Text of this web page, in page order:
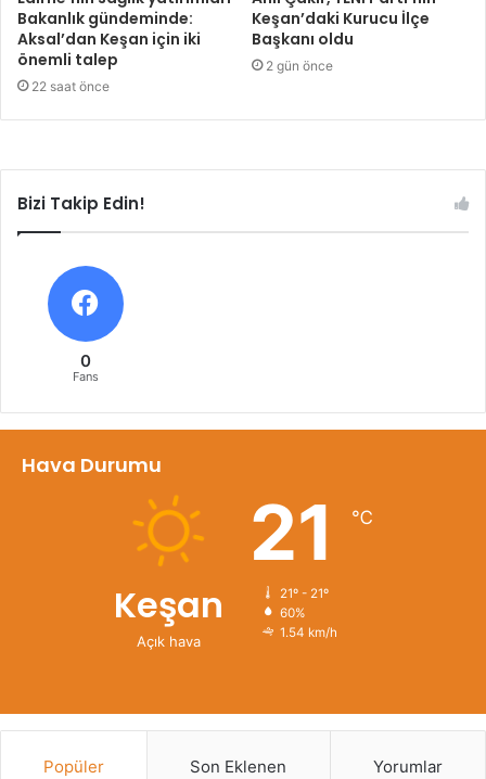
Bakanlık gündeminde:
Aksal’dan Keşan için iki
önemli talep
22 saat önce
Keşan’daki Kurucu İlçe
Başkanı oldu
2 gün önce
Bizi Takip Edin!
0
Fans
Hava Durumu
Keşan
Açık hava
21 ℃
21º - 21º
60%
1.54 km/h
Popüler Son Eklenen Yorumlar